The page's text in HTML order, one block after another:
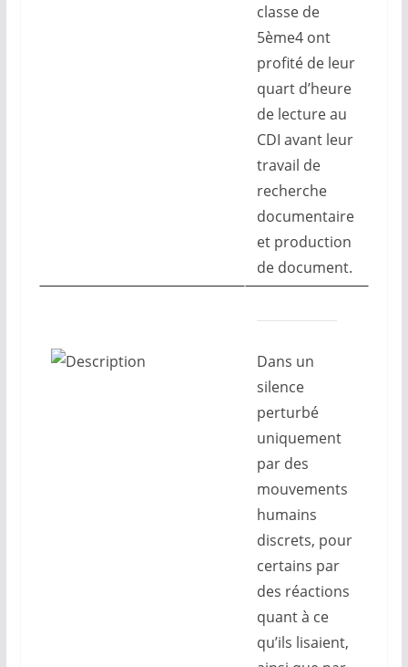
classe de
5ème4 ont
profité de leur
quart d’heure
de lecture au
CDI avant leur
travail de
recherche
documentaire
et production
de document.
Dans un
silence
perturbé
uniquement
par des
mouvements
humains
discrets, pour
certains par
des réactions
quant à ce
qu’ils lisaient,